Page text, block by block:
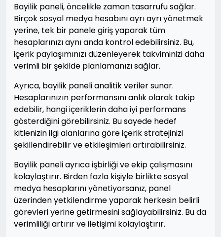
Bayilik paneli, öncelikle zaman tasarrufu sağlar.
Birçok sosyal medya hesabını ayrı ayrı yönetmek
yerine, tek bir panele giriş yaparak tüm
hesaplarınızı aynı anda kontrol edebilirsiniz. Bu,
içerik paylaşımınızı düzenleyerek takviminizi daha
verimli bir şekilde planlamanızı sağlar.
Ayrıca, bayilik paneli analitik veriler sunar.
Hesaplarınızın performansını anlık olarak takip
edebilir, hangi içeriklerin daha iyi performans
gösterdiğini görebilirsiniz. Bu sayede hedef
kitlenizin ilgi alanlarına göre içerik stratejinizi
şekillendirebilir ve etkileşimleri artırabilirsiniz.
Bayilik paneli ayrıca işbirliği ve ekip çalışmasını
kolaylaştırır. Birden fazla kişiyle birlikte sosyal
medya hesaplarını yönetiyorsanız, panel
üzerinden yetkilendirme yaparak herkesin belirli
görevleri yerine getirmesini sağlayabilirsiniz. Bu da
verimliliği artırır ve iletişimi kolaylaştırır.